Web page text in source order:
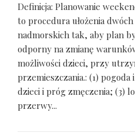
Definicja: Planowanie
to procedura ułożenia
nadmorskich tak, aby plan
odporny na zmianę
możliwości dzieci, przy
przemieszczania.: (1)
dzieci i próg zmęczenia; (3)
przerwy...